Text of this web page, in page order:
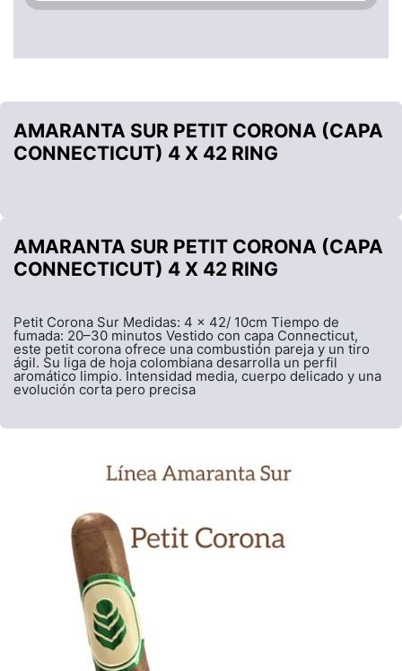
AMARANTA SUR PETIT CORONA (CAPA
CONNECTICUT) 4 X 42 RING
AMARANTA SUR PETIT CORONA (CAPA
CONNECTICUT) 4 X 42 RING
Petit Corona Sur Medidas: 4 x 42/ 10cm Tiempo de
fumada: 20–30 minutos Vestido con capa Connecticut,
este petit corona ofrece una combustión pareja y un tiro
ágil. Su liga de hoja colombiana desarrolla un perfil
aromático limpio. Intensidad media, cuerpo delicado y una
evolución corta pero precisa